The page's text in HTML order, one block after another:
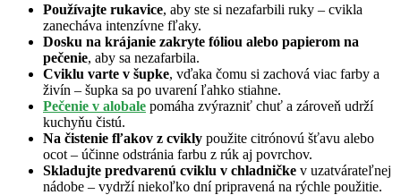
Používajte rukavice, aby ste si nezafarbili ruky – cvikla
zanecháva intenzívne fľaky.
Dosku na krájanie zakryte fóliou alebo papierom na
pečenie, aby sa nezafarbila.
Cviklu varte v šupke, vďaka čomu si zachová viac farby a
živín – šupka sa po uvarení ľahko stiahne.
Pečenie v alobale pomáha zvýrazniť chuť a zároveň udrží
kuchyňu čistú.
Na čistenie fľakov z cvikly použite citrónovú šťavu alebo
ocot – účinne odstránia farbu z rúk aj povrchov.
Skladujte predvarenú cviklu v chladničke v uzatvárateľnej
nádobe – vydrží niekoľko dní pripravená na rýchle použitie.